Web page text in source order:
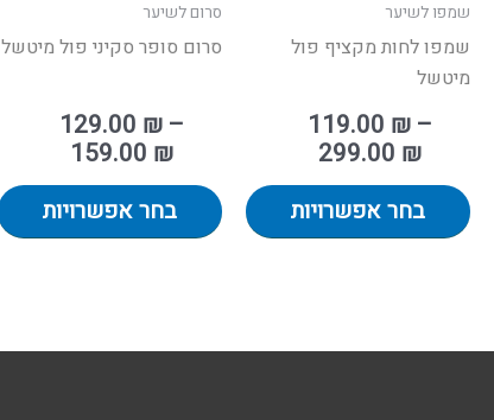
שמפו לשיער
שמפו לחות מקציף פול
מיטשל
119.00 ₪–
299.00 ₪
בחר אפשרויות
בעמוד
המוצר
סרום לשיער
סרום סופר סקיני פול מיטשל
129.00 ₪–
159.00 ₪
בחר אפשרויות